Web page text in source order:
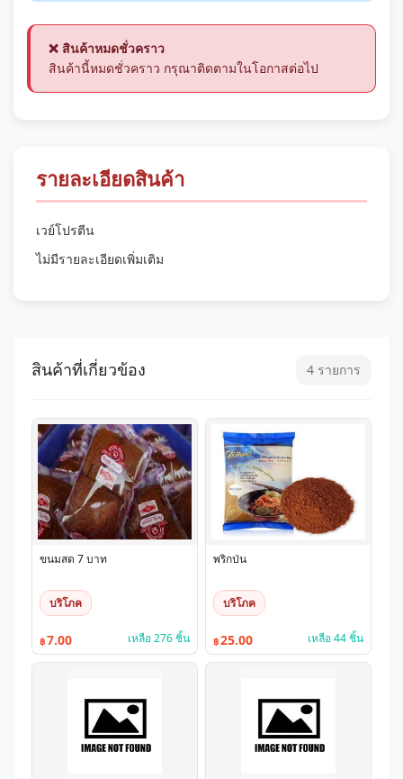
❌ สินค้าหมดชั่วคราว
สินค้านี้หมดชั่วคราว กรุณาติดตามในโอกาสต่อไป
รายละเอียดสินค้า
เวย์โปรตีน
ไม่มีรายละเอียดเพิ่มเติม
สินค้าที่เกี่ยวข้อง 4 รายการ
ขนมสด 7 บาท
บริโภค
฿7.00 เหลือ 276 ชิ้น
พริกป่น
บริโภค
฿25.00 เหลือ 44 ชิ้น